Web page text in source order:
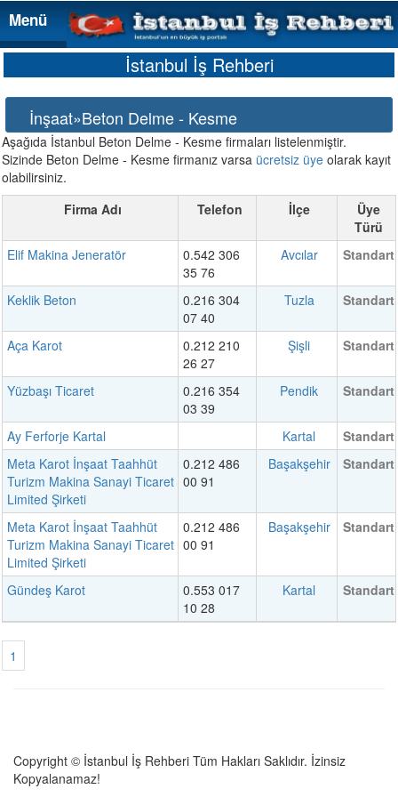
Menü
Menü
İstanbul İş Rehberi
İnşaat»Beton Delme - Kesme
Aşağıda İstanbul Beton Delme - Kesme firmaları listelenmiştir.
Sizinde Beton Delme - Kesme firmanız varsa ücretsiz üye olarak kayıt
olabilirsiniz.
Firma Adı
Telefon İlçe
Üye
Türü
Elif Makina Jeneratör
0.542 306
35 76
Avcılar Standart
Keklik Beton
0.216 304
07 40
Tuzla Standart
Aça Karot
0.212 210
26 27
Şişli Standart
Yüzbaşı Ticaret
0.216 354
03 39
Pendik Standart
Ay Ferforje Kartal Kartal
Standart
Meta Karot İnşaat Taahhüt
Turizm Makina Sanayi Ticaret
Limited Şirketi
0.212 486
00 91
Başakşehir Standart
Meta Karot İnşaat Taahhüt
Turizm Makina Sanayi Ticaret
Limited Şirketi
0.212 486
00 91
Başakşehir Standart
Gündeş Karot
0.553 017
10 28
Kartal Standart
1
Copyright © İstanbul İş Rehberi Tüm Hakları Saklıdır. İzinsiz
Kopyalanamaz!